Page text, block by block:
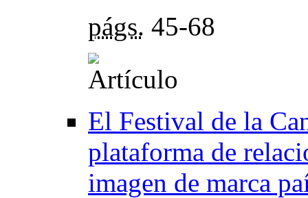
págs. 45-68
El Festival de la
plataforma de
imagen de marca